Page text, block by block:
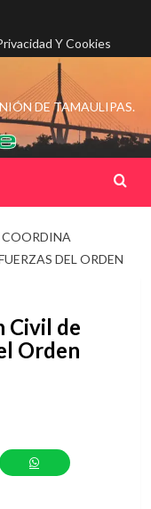
Y Cookies
DE TAMAULIPAS.
COORDINA
DEL ORDEN
Civil de
Orden